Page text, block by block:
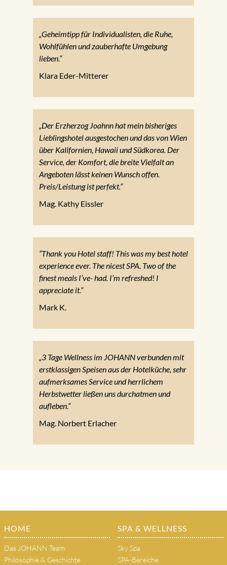
„Geheimtipp für Individualisten, die Ruhe,
Wohlfühlen und zauberhafte Umgebung
lieben.“
Klara Eder-Mitterer
„Der Erzherzog Joahnn hat mein bisheriges
Lieblingshotel ausgestochen und das von Wien
über Kalifornien, Hawaii und Südkorea. Der
Service, der Komfort, die breite Vielfalt an
Angeboten lässt keinen Wunsch offen.
Preis/Leistung ist perfekt.“
Mag. Kathy Eissler
“Thank you Hotel staff! This was my best hotel
experience ever. The nicest SPA. Two of the
finest meals I’ve- had. I’m refreshed! I
appreciate it.“
Mark K.
„3 Tage Wellness im JOHANN verbunden mit
erstklassigen Speisen aus der Hotelküche, sehr
aufmerksames Service und herrlichem
Herbstwetter ließen uns durchatmen und
aufleben.“
Mag. Norbert Erlacher
HOME
Das JOHANN Team
Philosophie & Geschichte
SPA & WELLNESS
Sky Spa
SPA-Bereiche